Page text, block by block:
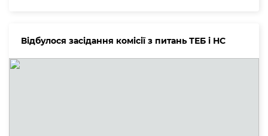
Відбулося засідання комісії з питань ТЕБ і НС